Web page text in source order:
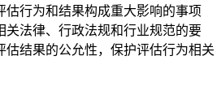
估行为和结果构成重大影响的事项
关法律、行政法规和行业规范的要
估结果的公允性，保护评估行为相关